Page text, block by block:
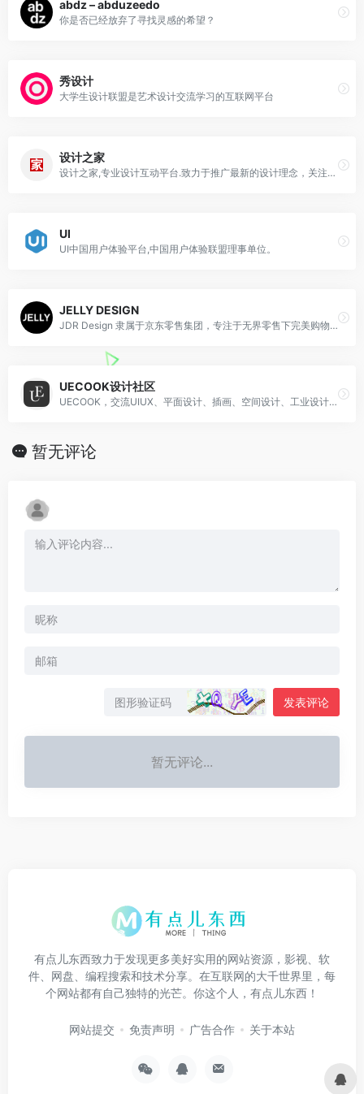
abdz – abduzeedo
你是否已经放弃了寻找灵感的希望？
秀设计
大学生设计联盟是艺术设计交流学习的互联网平台
设计之家
设计之家,专业设计互动平台.致力于推广最新的设计理念，关注最新的设计动态
UI
UI中国用户体验平台,中国用户体验联盟理事单位。
JELLY DESIGN
JDR Design 隶属于京东零售集团，专注于无界零售下完美购物体验的设计探索与尝试，商业价值与用户体验的平衡。
UECOOK设计社区
UECOOK，交流UIUX、平面设计、插画、空间设计、工业设计、产品设计、数码艺术、传统艺术、时尚和摄影等设计方向，提供原创发布、图片采集收藏、个人主页建站等核心功能
暂无评论
发表评论
暂无评论...
有点儿东西致力于发现更多美好实用的网站资源，影视、软
件、网盘、编程搜索和技术分享。在互联网的大千世界里，每
个网站都有自己独特的光芒。你这个人，有点儿东西！
网站提交 免责声明 广告合作 关于本站